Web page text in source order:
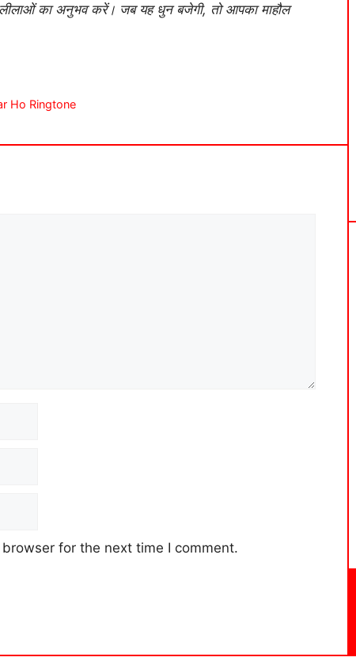
का अनुभव करें। जब यह धुन बजेगी, तो आपका माहौल
Ho Ringtone
for the next time I comment.